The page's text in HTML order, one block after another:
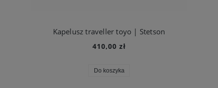
Kapelusz traveller toyo | Stetson
410,00 zł
Do koszyka